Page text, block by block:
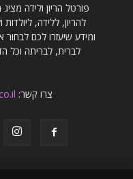
פורטל הריון ולידה
להריון, ללידה,
ומידע שיעזרו לכם
לברית, לבריתה וכל
צרו קשר: